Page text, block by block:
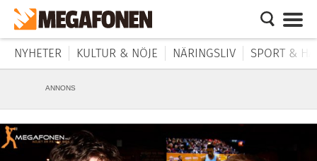
NYHETER KULTUR & NÖJE NÄRINGSLIV SPORT &
ANNONS